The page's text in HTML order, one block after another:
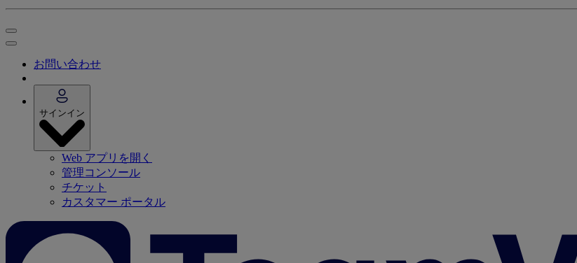
お問い合わせ
サインイン
Web アプリを開く
管理コンソール
チケット
カスタマー ポータル